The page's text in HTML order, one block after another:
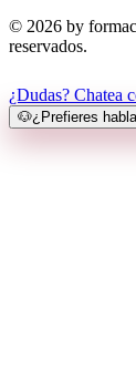
© 2026 by
reservados.
¿Dudas? Chatea
🐶¿Prefieres